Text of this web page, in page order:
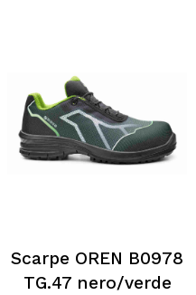
Scarpe OREN B0978
TG.47 nero/verde